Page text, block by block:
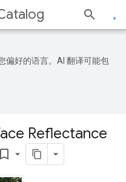
偏好的语言。AI 翻译可能包
Reflectance
bookmark_border